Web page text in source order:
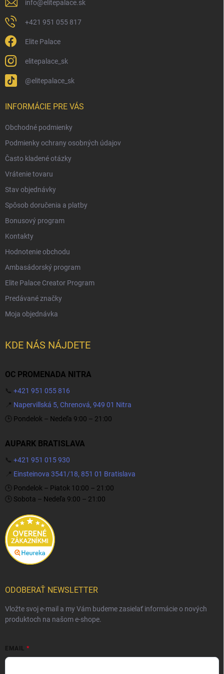
info@elitepalace.sk
+421 951 055 817
Elite Palace
elitepalace_sk
@elitepalace_sk
INFORMÁCIE PRE VÁS
Obchodné podmienky
Podmienky ochrany osobných údajov
Často kladené otázky
Vrátenie tovaru
Stav objednávky
Spôsob doručenia a platby
Bonusový program
Kontakty
Hodnotenie obchodu
Ambasádorský program
Elite Palace Creator Program
Predávané značky
Moja objednávka
KDE NÁS NÁJDETE
OC PROMENADA NITRA
📞 +421 951 055 816
📍 Napervillská 5, Chrenová, 949 01 Nitra
🕒 Pondelok – Nedeľa 9:00 – 21:00
AUPARK BRATISLAVA
📞 +421 951 015 930
📍 Einsteinova 3541/18, 851 01 Bratislava
🕒 Pondelok – Piatok 10:00 – 21:00
🕒 Sobota – Nedeľa 9:00 – 21:00
ODOBERAŤ NEWSLETTER
Vložte svoj e-mail a my Vám budeme zasielať informácie o nových
produktoch na našom e-shope.
EMAIL